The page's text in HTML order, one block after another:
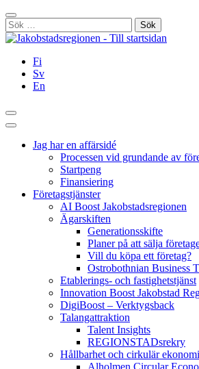
Hoppa
till
innehållet
Stäng
Sök
efter:
Fi
Sv
En
Sök
Huvudmeny
Jag har en affärsidé
Processen vid grundande av
Startpeng
Finansiering
Företagstjänster
AI Boost Jakobstadsregionen
Ägarskiften
Generationsskifte
Planer på att sälja
Vill du köpa ett företag?
Ostrobothnian Business
Etablerings- och fastighetstjänst
Innovation Boost Jakobstad
DigiBoost – Verktygsback
Talangattraktion
Talent Insights
REGIONSTADsrekry
Hållbarhet och cirkulär ekonomi
Alholmen Circular